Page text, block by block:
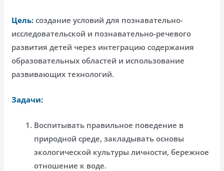
Цель:создание условий для познавательно-
исследовательской и познавательно-речевого
развития детей через интеграцию содержания
образовательных областей и использование
развивающих технологий.
Задачи:
Воспитывать правильное поведение в
природной среде, закладывать основы
экологической культуры личности, бережное
отношение к воде.